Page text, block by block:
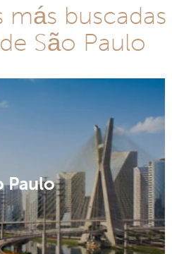
más buscadas
São Paulo
Paulo